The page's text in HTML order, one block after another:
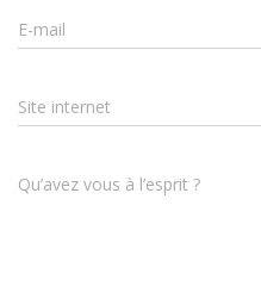
E-mail
Site internet
Qu’avez vous à l’esprit ?